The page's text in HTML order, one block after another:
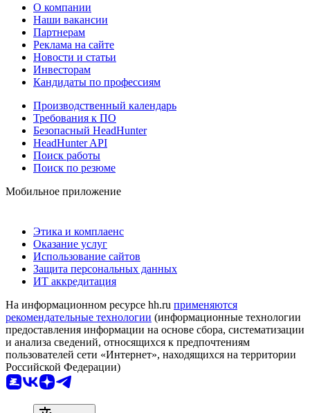
О компании
Наши вакансии
Партнерам
Реклама на сайте
Новости и статьи
Инвесторам
Кандидаты по профессиям
Производственный календарь
Требования к ПО
Безопасный HeadHunter
HeadHunter API
Поиск работы
Поиск по резюме
Мобильное приложение
Этика и комплаенс
Оказание услуг
Использование сайтов
Защита персональных данных
ИТ аккредитация
На информационном ресурсе hh.ru применяются
рекомендательные технологии (информационные технологии
предоставления информации на основе сбора, систематизации
и анализа сведений, относящихся к предпочтениям
пользователей сети «Интернет», находящихся на территории
Российской Федерации)